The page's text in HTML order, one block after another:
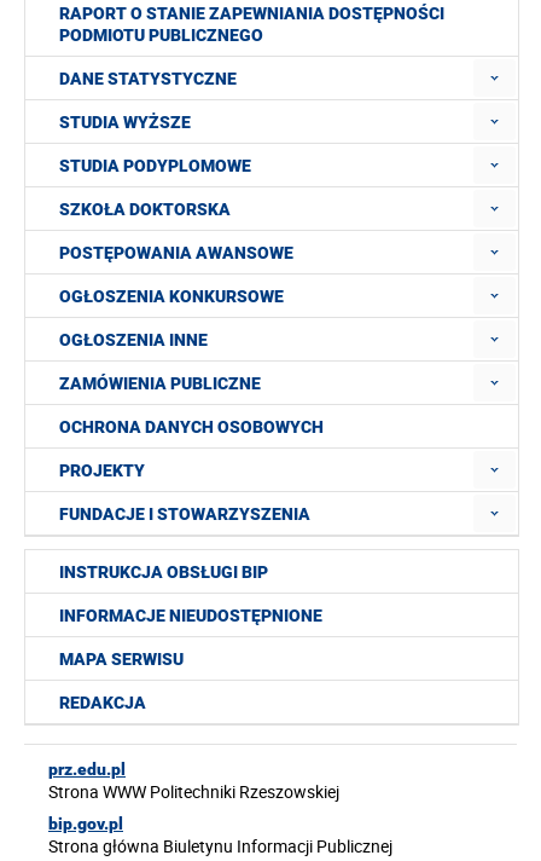
RAPORT O STANIE ZAPEWNIANIA DOSTĘPNOŚCI
PODMIOTU PUBLICZNEGO
DANE STATYSTYCZNE
STUDIA WYŻSZE
STUDIA PODYPLOMOWE
SZKOŁA DOKTORSKA
POSTĘPOWANIA AWANSOWE
OGŁOSZENIA KONKURSOWE
OGŁOSZENIA INNE
ZAMÓWIENIA PUBLICZNE
OCHRONA DANYCH OSOBOWYCH
PROJEKTY
FUNDACJE I STOWARZYSZENIA
INSTRUKCJA OBSŁUGI BIP
INFORMACJE NIEUDOSTĘPNIONE
MAPA SERWISU
REDAKCJA
prz.edu.pl
Strona WWW Politechniki Rzeszowskiej
bip.gov.pl
Strona główna Biuletynu Informacji Publicznej